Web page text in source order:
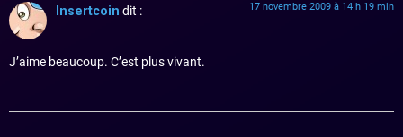
Insertcoin dit : 17 novembre 2009 à 14 h 19 min
J’aime beaucoup. C’est plus vivant.